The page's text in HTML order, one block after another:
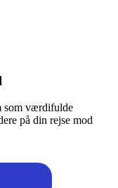
som værdifulde
på din rejse mod